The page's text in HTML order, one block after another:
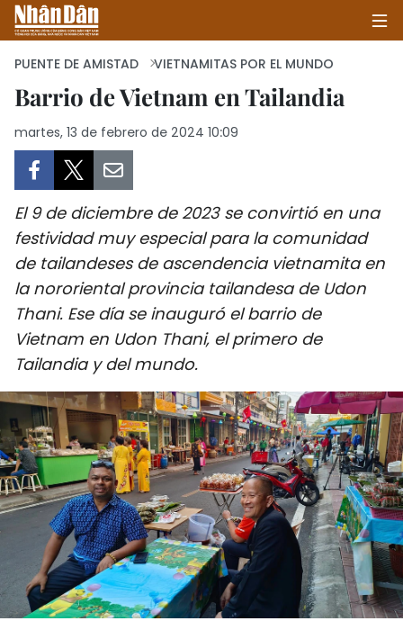
INICIO
ECONOMÍA
SOCIEDAD
SALUD - MEDIO AMBIENTE
CULTURA - ENTRETENIMIENTO
DEPORTES
VIAJES
PUENTE DE AMISTAD
HISTORIAS MULTIMEDIA
FOTOGRAFÍA
PUENTE DE AMISTAD VIETNAMITAS POR EL MUNDO
Barrio de Vietnam en Tailandia
martes, 13 de febrero de 2024 10:09
El 9 de diciembre de 2023 se convirtió en una
festividad muy especial para la comunidad
de tailandeses de ascendencia vietnamita en
la nororiental provincia tailandesa de Udon
Thani. Ese día se inauguró el barrio de
Vietnam en Udon Thani, el primero de
Tailandia y del mundo.